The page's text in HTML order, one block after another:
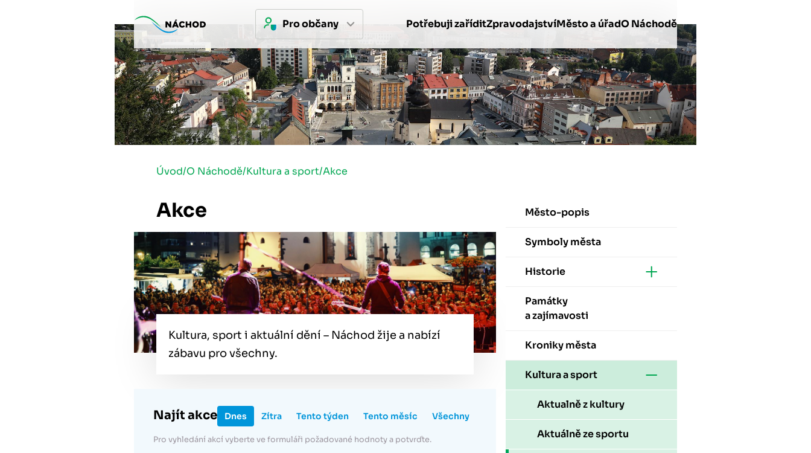
Pro občany Potřebuji zaříditZpravodajstvíMěsto a úřadO Náchodě
Úvod/O Náchodě/Kultura a sport/Akce
Akce
Kultura, sport i aktuální dění – Náchod žije a nabízí
zábavu pro všechny.
Najít akce Dnes Zítra Tento týden Tento měsíc Všechny
Pro vyhledání akcí vyberte ve formuláři požadované hodnoty a potvrďte.
Město-popis
Symboly města
Historie
Památky
a zajímavosti
Kroniky města
Kultura a sport
Aktualně z kultury
Aktuálně ze sportu